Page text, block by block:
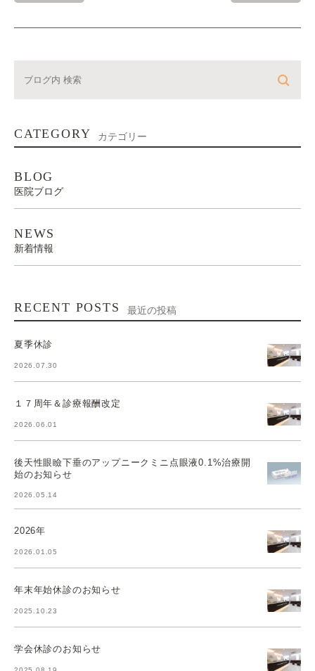
CATEGORY カテゴリー
BLOG
医院ブログ
NEWS
新着情報
RECENT POSTS 最近の投稿
夏季休診
2026.07.30
１７周年＆診療報酬改定
2026.06.01
後天性眼瞼下垂のアップニークミニ点眼液0.1%治療開
始のお知らせ
2026.05.14
2026年
2026.01.05
年末年始休診のお知らせ
2025.10.23
学会休診のお知らせ